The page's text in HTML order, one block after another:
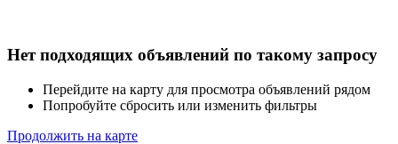
Нет подходящих объявлений по такому запросу
Перейдите на карту для просмотра объявлений рядом
Попробуйте сбросить или изменить фильтры
Продолжить на карте